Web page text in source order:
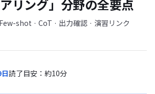
リング」分野の全要点
shot · CoT · 出力確認 · 演習リンク
読了目安：約10分